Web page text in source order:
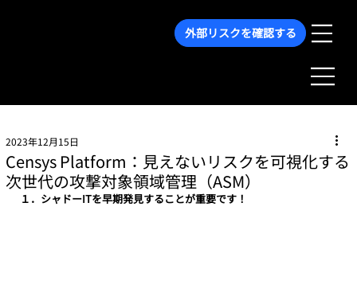
外部リスクを確認する
Censys Platform：見えないリスクを可視化する
次世代の攻撃対象領域管理（ASM）
2023年12月15日
１．シャドーITを早期発見することが重要です！